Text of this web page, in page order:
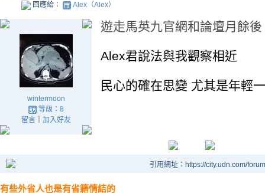
回應給： Alex（Alex）
wintermoon
等級：8
留言｜ 加入好友
遊走馬英九官網和論壇月餘後
Alex君說法與我觀察相近
民心的確在思變 尤其是年輕
引用網址：https://city.udn.com/
有些外省人也是有省籍情結的